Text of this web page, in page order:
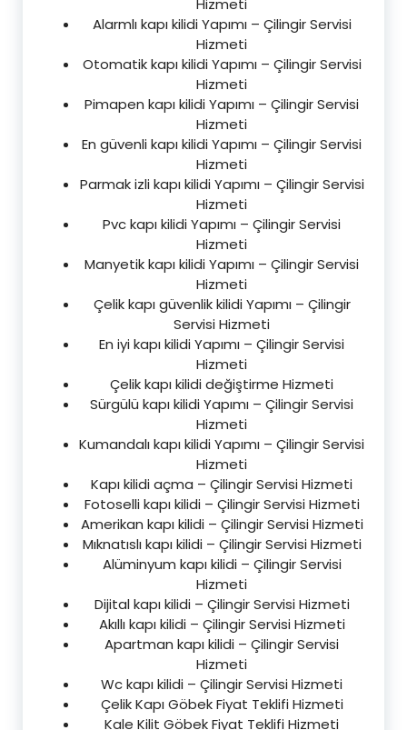
Hizmeti
Alarmlı kapı kilidi Yapımı – Çilingir Servisi
Hizmeti
Otomatik kapı kilidi Yapımı – Çilingir Servisi
Hizmeti
Pimapen kapı kilidi Yapımı – Çilingir Servisi
Hizmeti
En güvenli kapı kilidi Yapımı – Çilingir Servisi
Hizmeti
Parmak izli kapı kilidi Yapımı – Çilingir Servisi
Hizmeti
Pvc kapı kilidi Yapımı – Çilingir Servisi
Hizmeti
Manyetik kapı kilidi Yapımı – Çilingir Servisi
Hizmeti
Çelik kapı güvenlik kilidi Yapımı – Çilingir
Servisi Hizmeti
En iyi kapı kilidi Yapımı – Çilingir Servisi
Hizmeti
Çelik kapı kilidi değiştirme Hizmeti
Sürgülü kapı kilidi Yapımı – Çilingir Servisi
Hizmeti
Kumandalı kapı kilidi Yapımı – Çilingir Servisi
Hizmeti
Kapı kilidi açma – Çilingir Servisi Hizmeti
Fotoselli kapı kilidi – Çilingir Servisi Hizmeti
Amerikan kapı kilidi – Çilingir Servisi Hizmeti
Mıknatıslı kapı kilidi – Çilingir Servisi Hizmeti
Alüminyum kapı kilidi – Çilingir Servisi
Hizmeti
Dijital kapı kilidi – Çilingir Servisi Hizmeti
Akıllı kapı kilidi – Çilingir Servisi Hizmeti
Apartman kapı kilidi – Çilingir Servisi
Hizmeti
Wc kapı kilidi – Çilingir Servisi Hizmeti
Çelik Kapı Göbek Fiyat Teklifi Hizmeti
Kale Kilit Göbek Fiyat Teklifi Hizmeti